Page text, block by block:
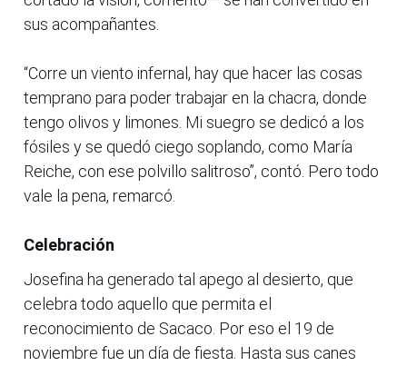
sus acompañantes.
“Corre un viento infernal, hay que hacer las cosas
temprano para poder trabajar en la chacra, donde
tengo olivos y limones. Mi suegro se dedicó a los
fósiles y se quedó ciego soplando, como María
Reiche, con ese polvillo salitroso”, contó. Pero todo
vale la pena, remarcó.
Celebración
Josefina ha generado tal apego al desierto, que
celebra todo aquello que permita el
reconocimiento de Sacaco. Por eso el 19 de
noviembre fue un día de fiesta. Hasta sus canes